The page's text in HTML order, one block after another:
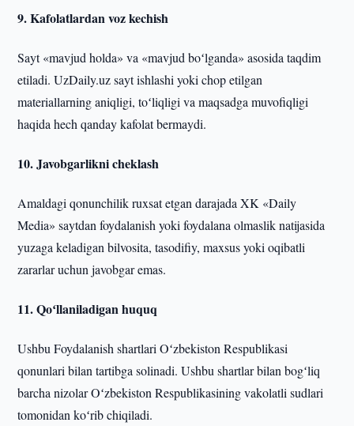
9. Kafolatlardan voz kechish
Sayt «mavjud holda» va «mavjud boʻlganda» asosida taqdim
etiladi. UzDaily.uz sayt ishlashi yoki chop etilgan
materiallarning aniqligi, toʻliqligi va maqsadga muvofiqligi
haqida hech qanday kafolat bermaydi.
10. Javobgarlikni cheklash
Amaldagi qonunchilik ruxsat etgan darajada XK «Daily
Media» saytdan foydalanish yoki foydalana olmaslik natijasida
yuzaga keladigan bilvosita, tasodifiy, maxsus yoki oqibatli
zararlar uchun javobgar emas.
11. Qoʻllaniladigan huquq
Ushbu Foydalanish shartlari Oʻzbekiston Respublikasi
qonunlari bilan tartibga solinadi. Ushbu shartlar bilan bogʻliq
barcha nizolar Oʻzbekiston Respublikasining vakolatli sudlari
tomonidan koʻrib chiqiladi.